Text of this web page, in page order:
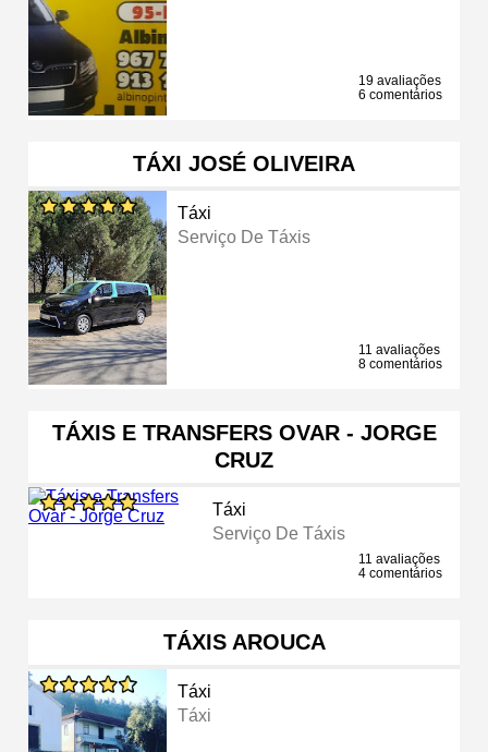
19 avaliações
6 comentários
TÁXI JOSÉ OLIVEIRA
Táxi
Serviço De Táxis
11 avaliações
8 comentários
TÁXIS E TRANSFERS OVAR - JORGE
CRUZ
Táxi
Serviço De Táxis
11 avaliações
4 comentários
TÁXIS AROUCA
Táxi
Táxi